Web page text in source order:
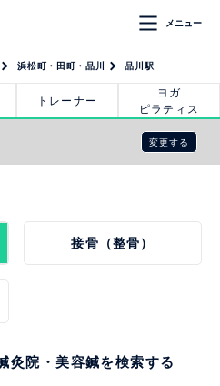
メニュー
浜松町・田町・品川 品川駅
トレーナー
ヨガ
ピラティス
変更する
接骨（整骨）
灸院・美容鍼を検索する